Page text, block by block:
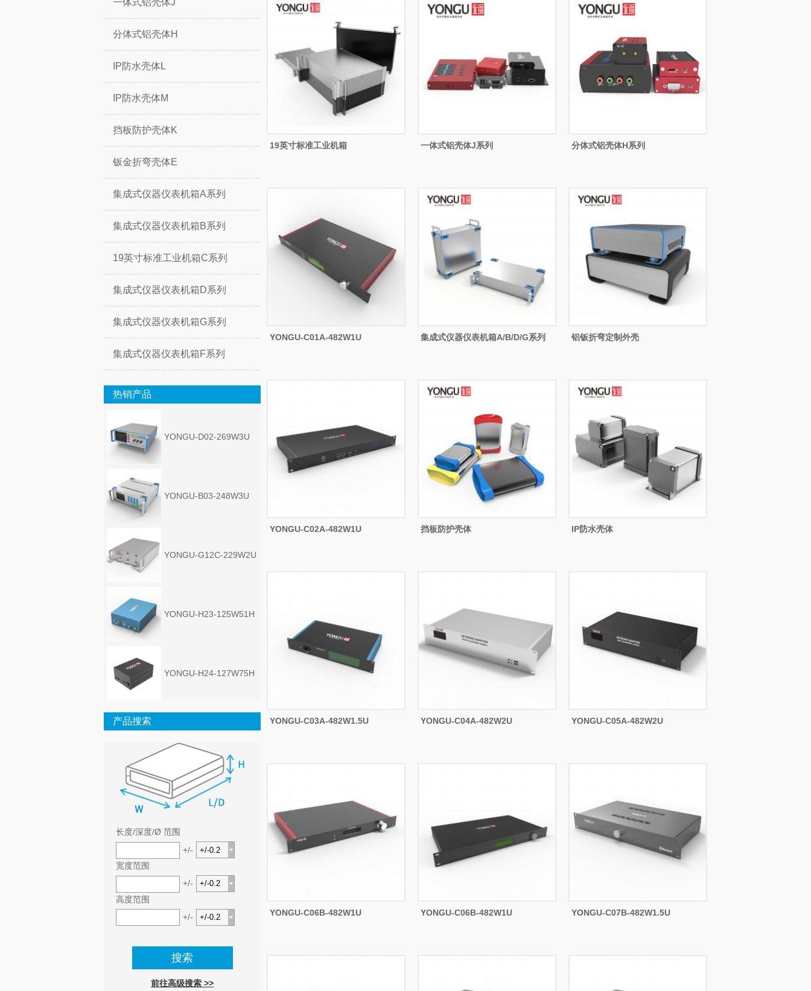
一体式铝壳体J
分体式铝壳体H
IP防水壳体L
IP防水壳体M
挡板防护壳体K
钣金折弯壳体E
集成式仪器仪表机箱A系列
集成式仪器仪表机箱B系列
19英寸标准工业机箱C系列
集成式仪器仪表机箱D系列
集成式仪器仪表机箱G系列
集成式仪器仪表机箱F系列
热销产品
YONGU-D02-269W3U
YONGU-B03-248W3U
YONGU-G12C-229W2U
YONGU-H23-125W51H
YONGU-H24-127W75H
产品搜索
长度/深度/Ø 范围
+/-
宽度范围
+/-
高度范围
+/-
前往高级搜索 >>
19英寸标准工业机箱 一体式铝壳体J系列 分体式铝壳体H系列
YONGU-C01A-482W1U 集成式仪器仪表机箱A/B/D/G系列 铝钣折弯定制外壳
YONGU-C02A-482W1U 挡板防护壳体 IP防水壳体
YONGU-C03A-482W1.5U YONGU-C04A-482W2U YONGU-C05A-482W2U
YONGU-C06B-482W1U YONGU-C06B-482W1U YONGU-C07B-482W1.5U